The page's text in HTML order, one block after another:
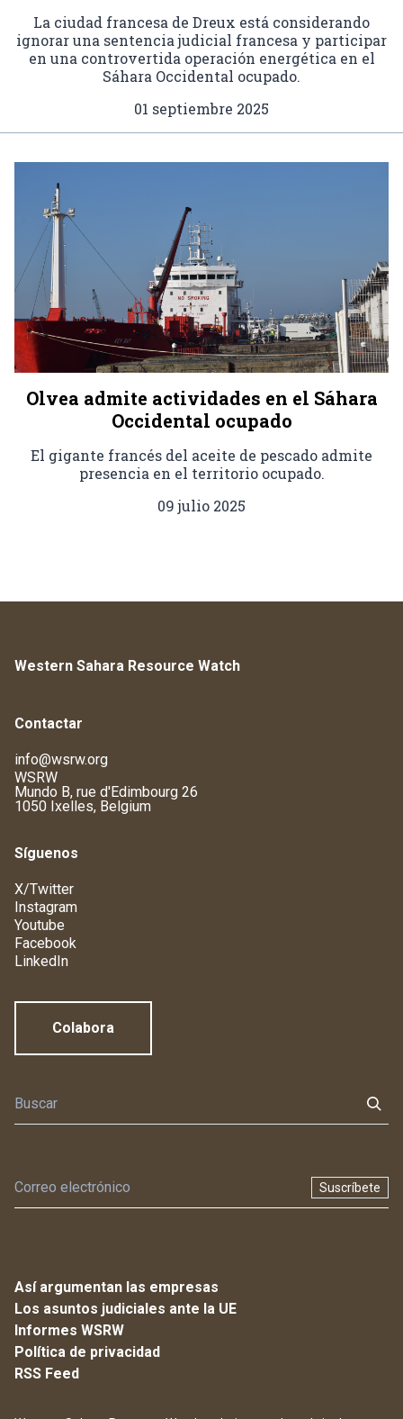
La ciudad francesa de Dreux está considerando
ignorar una sentencia judicial francesa y participar
en una controvertida operación energética en el
Sáhara Occidental ocupado.
01 septiembre 2025
Olvea admite actividades en el Sáhara
Occidental ocupado
El gigante francés del aceite de pescado admite
presencia en el territorio ocupado.
09 julio 2025
Western Sahara Resource Watch
Contactar
info@wsrw.org
WSRW
Mundo B, rue d'Edimbourg 26
1050 Ixelles, Belgium
Síguenos
X/Twitter
Instagram
Youtube
Facebook
LinkedIn
Colabora
Suscríbete
Así argumentan las empresas
Los asuntos judiciales ante la UE
Informes WSRW
Política de privacidad
RSS Feed